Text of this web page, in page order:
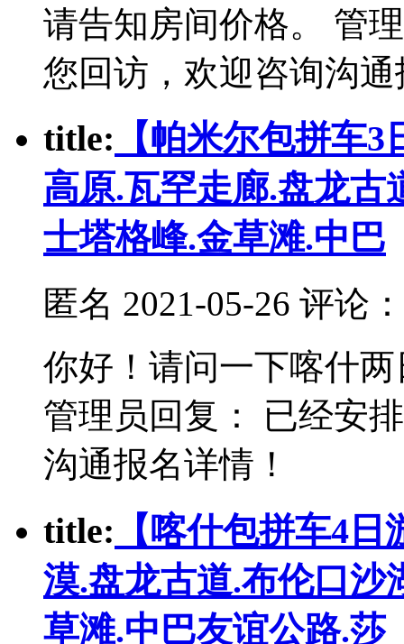
请告知房间价格。 管
您回访，欢迎咨询沟
title: 【帕米尔包拼车
高原.瓦罕走廊.盘龙古
士塔格峰.金草滩.中巴
匿名 2021-05-26 评论：
你好！请问一下喀什
管理员回复： 已经安
沟通报名详情！
title: 【喀什包拼车4
漠.盘龙古道.布伦口沙
草滩.中巴友谊公路.莎